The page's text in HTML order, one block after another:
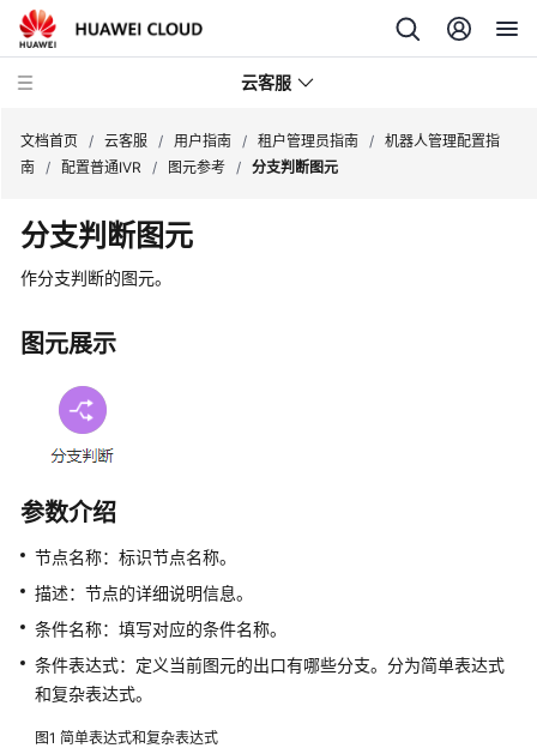
云客服
品
介
快
入
户
南
云
制
台
文档首页 / 云客服 / 用户指南 / 租户管理员指南 / 机器人管理配置指
南 / 配置普通IVR / 图元参考 / 分支判断图元
分支判断图元
作分支判断的图元。
图元展示
参数介绍
节点名称：标识节点名称。
描述：节点的详细说明信息。
条件名称：填写对应的条件名称。
条件表达式：定义当前图元的出口有哪些分支。分为简单表达式
和复杂表达式。
图1 简单表达式和复杂表达式